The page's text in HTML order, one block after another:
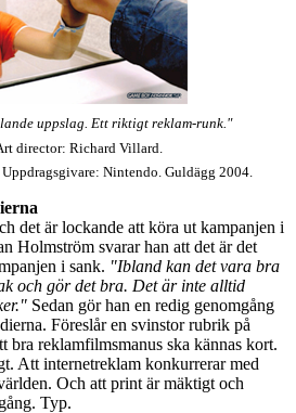
uppslag. Ett riktigt reklam-runk."
director: Richard Villard.
Nintendo. Guldägg 2004.
det är lockande att köra ut kampanjen i
Holmström svarar han att det är det
i sank. "Ibland kan det vara bra
och gör det bra. Det är inte alltid
Sedan gör han en redig genomgång
Föreslår en svinstor rubrik på
bra reklamfilmsmanus ska kännas kort.
Att internetreklam konkurrerar med
Och att print är mäktigt och
Typ.